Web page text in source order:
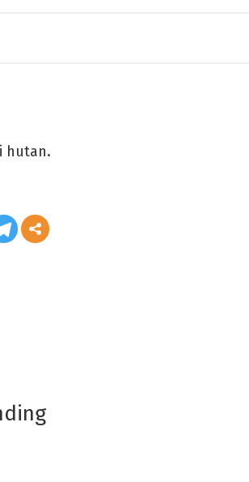
hutan.